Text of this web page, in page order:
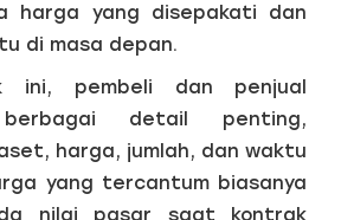
harga yang disepakati dan
di masa depan.
ini, pembeli dan penjual
berbagai detail penting,
harga, jumlah, dan waktu
yang tercantum biasanya
nilai pasar saat kontrak